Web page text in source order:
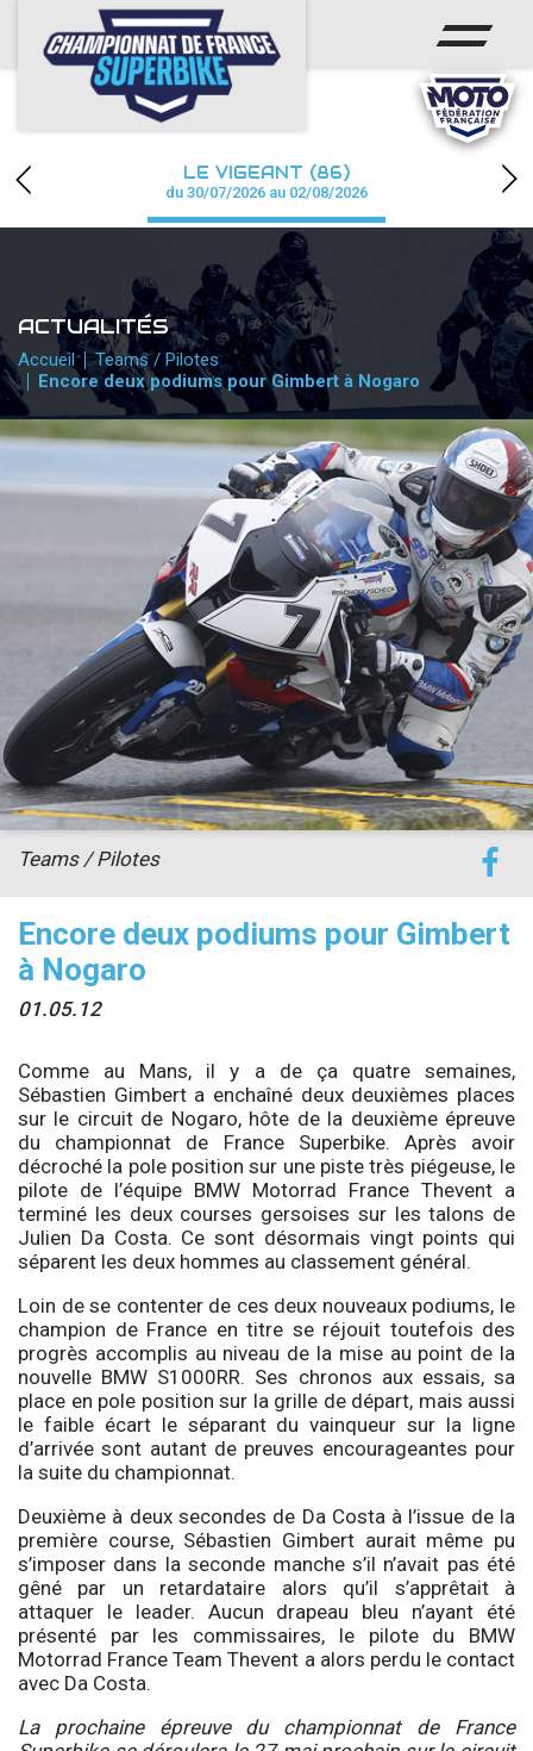
ACCUEIL
CHAMPIONNAT
CALENDRIER
PHOTOS / WEB TV
PARTENAIRES
PRESSE
accéder à la billetterie
LE VIGEANT (86)
du 30/07/2026 au 02/08/2026
ACTUALITÉS
Accueil
Teams / Pilotes
Encore deux podiums pour Gimbert à Nogaro
Encore deux podiums pour Gimbert
à Nogaro
01.05.12
Teams / Pilotes
Comme au Mans, il y a de ça quatre semaines,
Sébastien Gimbert a enchaîné deux deuxièmes places
sur le circuit de Nogaro, hôte de la deuxième épreuve
du championnat de France Superbike. Après avoir
décroché la pole position sur une piste très piégeuse, le
pilote de l’équipe BMW Motorrad France Thevent a
terminé les deux courses gersoises sur les talons de
Julien Da Costa. Ce sont désormais vingt points qui
séparent les deux hommes au classement général.
Loin de se contenter de ces deux nouveaux podiums, le
champion de France en titre se réjouit toutefois des
progrès accomplis au niveau de la mise au point de la
nouvelle BMW S1000RR. Ses chronos aux essais, sa
place en pole position sur la grille de départ, mais aussi
le faible écart le séparant du vainqueur sur la ligne
d’arrivée sont autant de preuves encourageantes pour
la suite du championnat.
Deuxième à deux secondes de Da Costa à l’issue de la
première course, Sébastien Gimbert aurait même pu
s’imposer dans la seconde manche s’il n’avait pas été
gêné par un retardataire alors qu’il s’apprêtait à
attaquer le leader. Aucun drapeau bleu n’ayant été
présenté par les commissaires, le pilote du BMW
Motorrad France Team Thevent a alors perdu le contact
avec Da Costa.
La prochaine épreuve du championnat de France